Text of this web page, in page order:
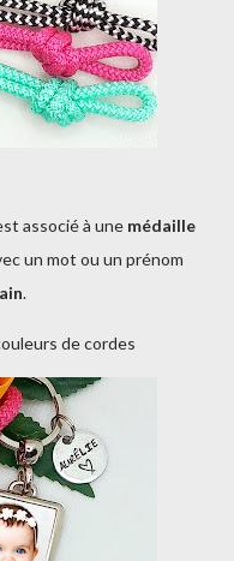
associé à unemédaille
un mot ou un prénom
.
de cordes